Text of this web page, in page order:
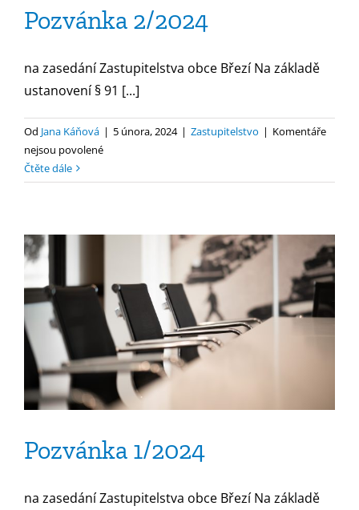
Pozvánka 2/2024
na zasedání Zastupitelstva obce Březí Na základě
ustanovení § 91 [...]
Od Jana Káňová | 5 února, 2024 | Zastupitelstvo | Komentáře
nejsou povolenéu
s
Čtěte dále
Pozvánka 1/2024
na zasedání Zastupitelstva obce Březí Na základě